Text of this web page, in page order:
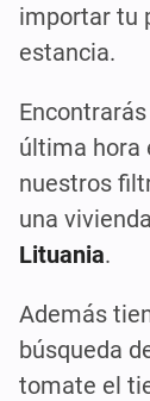
importar tu
estancia.
última hora
nuestros
una
Lituania.
Además
búsqueda
tomate el